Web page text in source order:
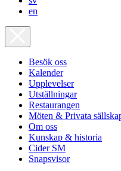
en
Besök oss
Kalender
Upplevelser
Utställningar
Restaurangen
Möten & Privata
Om oss
Kunskap & historia
Cider SM
Snapsvisor